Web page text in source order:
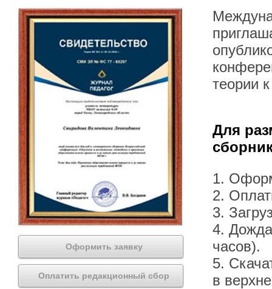
Оформить заявку
Оплатить редакционный сбор
теории
Для
1.
2.
3.
4.
часов).
5.
в